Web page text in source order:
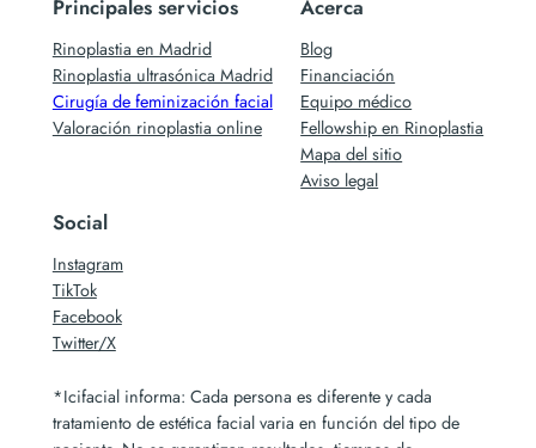
Principales servicios
Rinoplastia en Madrid
Rinoplastia ultrasónica Madrid
Cirugía de feminización facial
Valoración rinoplastia online
Acerca
Blog
Financiación
Equipo médico
Fellowship en Rinoplastia
Mapa del sitio
Aviso legal
Social
Instagram
TikTok
Facebook
Twitter/X
*Icifacial informa: Cada persona es diferente y cada
tratamiento de estética facial varia en función del tipo de